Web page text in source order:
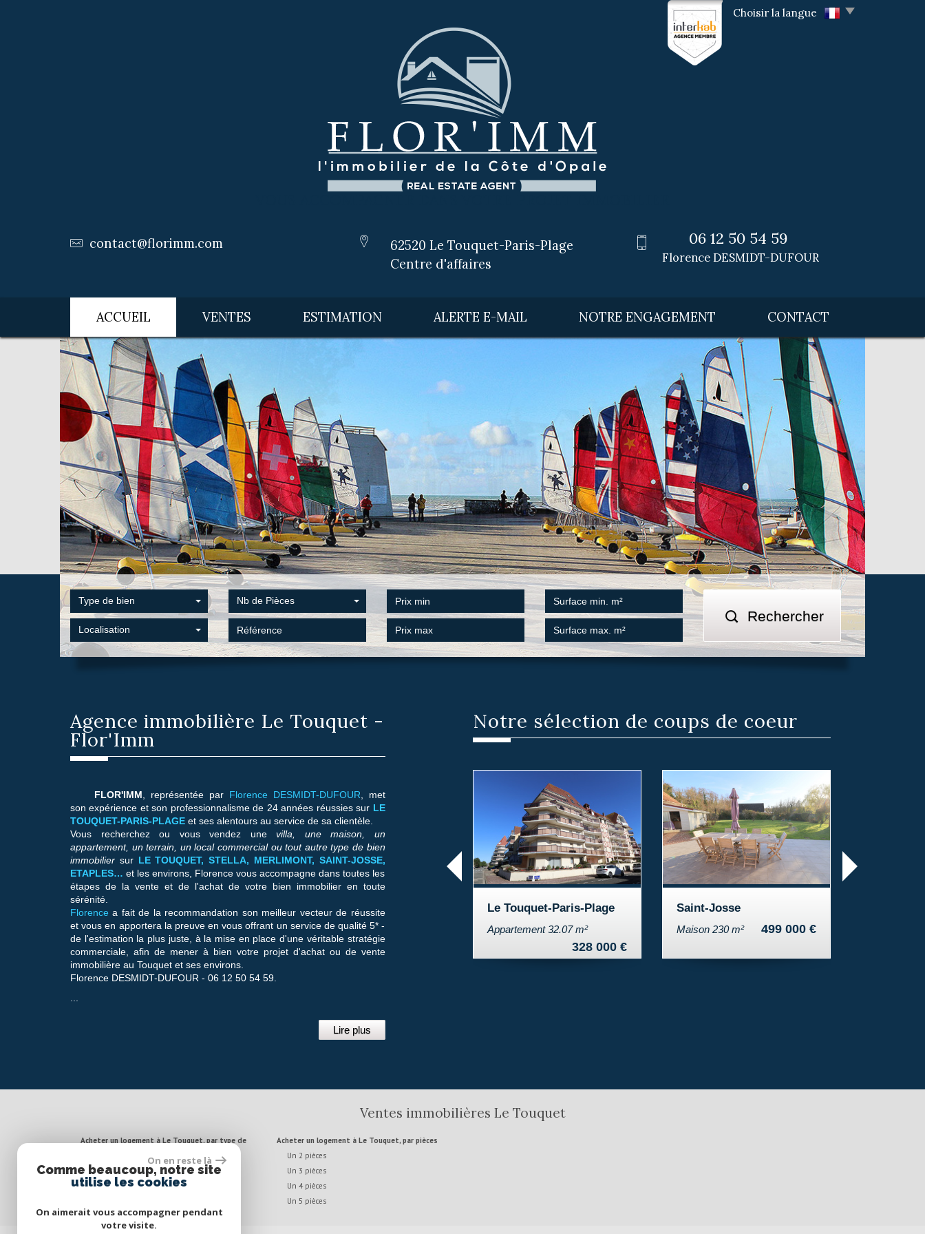
Choisir la langue
contact@florimm.com
62520 Le Touquet-Paris-Plage
Centre d'affaires
06 12 50 54 59
Florence DESMIDT-DUFOUR
ACCUEIL VENTES ESTIMATION ALERTE E-MAIL NOTRE ENGAGEMENT CONTACT
Type de bien
Localisation
Nb de Pièces
Rechercher
Agence immobilière Le Touquet -
Flor'Imm
FLOR'IMM , représentée par Florence DESMIDT-DUFOUR , met
son expérience et son professionnalisme de 24 années réussies sur LE
TOUQUET-PARIS-PLAGE et ses alentours au service de sa clientèle.
Vous recherchez ou vous vendez une villa, une maison, un
appartement, un terrain, un local commercial ou tout autre type de bien
immobilier sur LE TOUQUET, STELLA, MERLIMONT, SAINT-JOSSE,
ETAPLES… et les environs, Florence vous accompagne dans toutes les
étapes de la vente et de l'achat de votre bien immobilier en toute
sérénité.
Florence a fait de la recommandation son meilleur vecteur de réussite
et vous en apportera la preuve en vous offrant un service de qualité 5* -
de l'estimation la plus juste, à la mise en place d'une véritable stratégie
commerciale, afin de mener à bien votre projet d'achat ou de vente
immobilière au Touquet et ses environs.
Florence DESMIDT-DUFOUR - 06 12 50 54 59.
Lire plus
Notre sélection de coups de coeur
Le Touquet-Paris-Plage
Appartement 32.07 m²
328 000 €
Saint-Josse
Maison 230 m² 499 000 €
Ventes immobilières Le Touquet
Acheter un logement à Le Touquet, par type de
Maisons à vendre
Appartements à vendre
Acheter un logement à Le Touquet, par pièces
Un 2 pièces
Un 3 pièces
Un 4 pièces
Un 5 pièces
On en reste là
Comme beaucoup, notre site
utilise les cookies
On aimerait vous accompagner pendant
votre visite.